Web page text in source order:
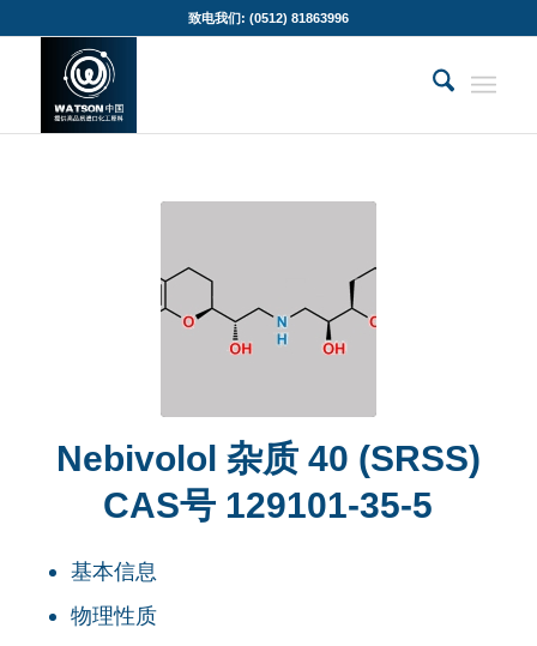
致电我们: (0512) 81863996
Nebivolol 杂质 40 (SRSS)
CAS号 129101-35-5
基本信息
物理性质